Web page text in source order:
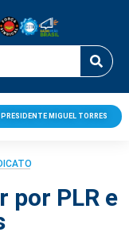
PRESIDENTE MIGUEL TORRES
por PLR e